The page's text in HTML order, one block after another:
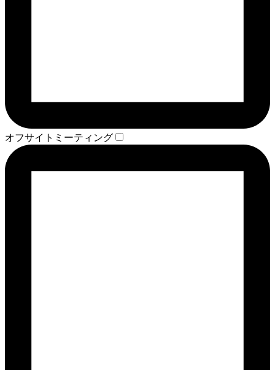
オフサイトミーティング